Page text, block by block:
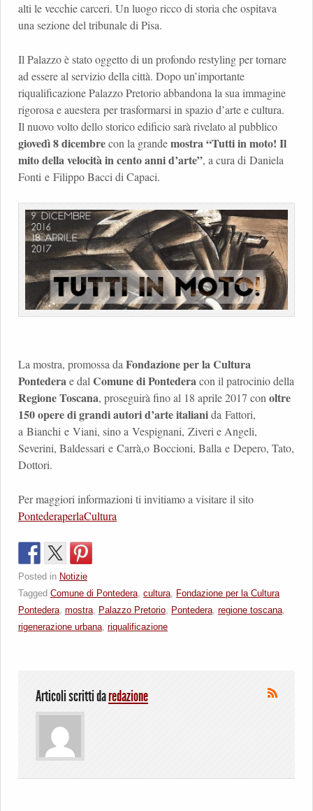
alti le vecchie carceri. Un luogo ricco di storia che ospitava
una sezione del tribunale di Pisa.
Il Palazzo è stato oggetto di un profondo restyling per tornare
ad essere al servizio della città. Dopo un’importante
riqualificazione Palazzo Pretorio abbandona la sua immagine
rigorosa e auestera per trasformarsi in spazio d’arte e cultura.
Il nuovo volto dello storico edificio sarà rivelato al pubblico
giovedì 8 dicembrecon la grandemostra “Tutti in moto! Il
mito della velocità in cento anni d’arte”, a cura di Daniela
Fonti e Filippo Bacci di Capaci.
La mostra, promossa daFondazione per la Cultura
Pontederae dalComune di Pontederacon il patrocinio della
Regione Toscana, proseguirà fino al 18 aprile 2017 conoltre
150 opere di grandi autori d’arte italianida Fattori,
a Bianchi e Viani, sino a Vespignani, Ziveri e Angeli,
Severini, Baldessari e Carrà,o Boccioni, Balla e Depero, Tato,
Dottori.
Per maggiori informazioni ti invitiamo a visitare il sito
PontederaperlaCultura
Posted in Notizie
Tagged Comune di Pontedera, cultura, Fondazione per la Cultura
Pontedera, mostra, Palazzo Pretorio, Pontedera, regione toscana,
rigenerazione urbana, riqualificazione
Articoli scritti daredazione